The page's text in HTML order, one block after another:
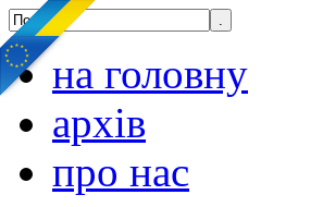
на головну
архів
про нас